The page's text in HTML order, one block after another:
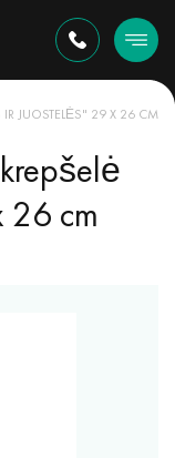
IR JUOSTELĖS" 29 X 26 CM
26 cm